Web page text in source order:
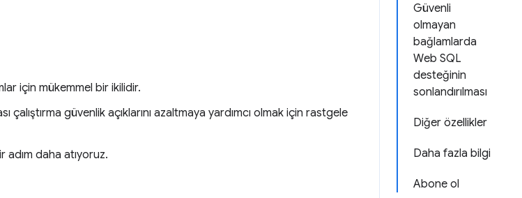
Güvenli
olmayan
bağlamlarda
Web SQL
desteğinin
sonlandırılması
Diğer özellikler
Daha fazla bilgi
Abone ol
için mükemmel bir ikilidir.
çalıştırma güvenlik açıklarını azaltmaya yardımcı olmak için rastgele
adım daha atıyoruz.